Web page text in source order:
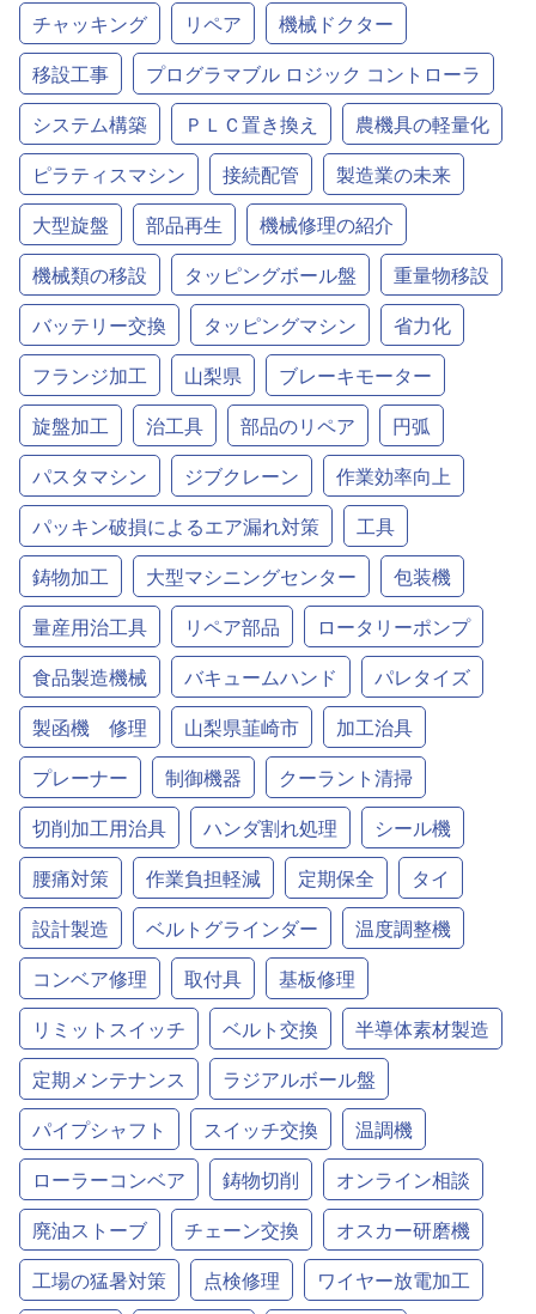
チャッキング リペア
機械ドクター
移設工事
プログラマブル ロジック コントローラ
システム構築
ＰＬＣ置き換え
農機具の軽量化
ピラティスマシン
接続配管
製造業の未来
大型旋盤
部品再生
機械修理の紹介
機械類の移設
タッピングボール盤
重量物移設
バッテリー交換
タッピングマシン
省力化
フランジ加工
山梨県
ブレーキモーター
旋盤加工
治工具 部品のリペア
円弧
パスタマシン
ジブクレーン
作業効率向上
パッキン破損によるエア漏れ対策
工具
鋳物加工
大型マシニングセンター
包装機
量産用治工具
リペア部品
ロータリーポンプ
食品製造機械
バキュームハンド
パレタイズ
製函機 修理
山梨県韮崎市
加工治具
プレーナー
制御機器
クーラント清掃
切削加工用治具
ハンダ割れ処理
シール機
腰痛対策
作業負担軽減 定期保全
タイ
設計製造
ベルトグラインダー
温度調整機
コンベア修理
取付具
基板修理
リミットスイッチ
ベルト交換
半導体素材製造
定期メンテナンス
ラジアルボール盤
パイプシャフト
スイッチ交換
温調機
ローラーコンベア
鋳物切削
オンライン相談
廃油ストーブ
チェーン交換
オスカー研磨機
工場の猛暑対策
点検修理
ワイヤー放電加工